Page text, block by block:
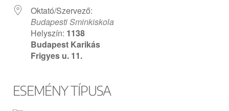
Oktató/Szervező:
Budapesti Sminkiskola
Helyszín: 1138
Budapest Karikás
Frigyes u. 11.
ESEMÉNY TÍPUSA